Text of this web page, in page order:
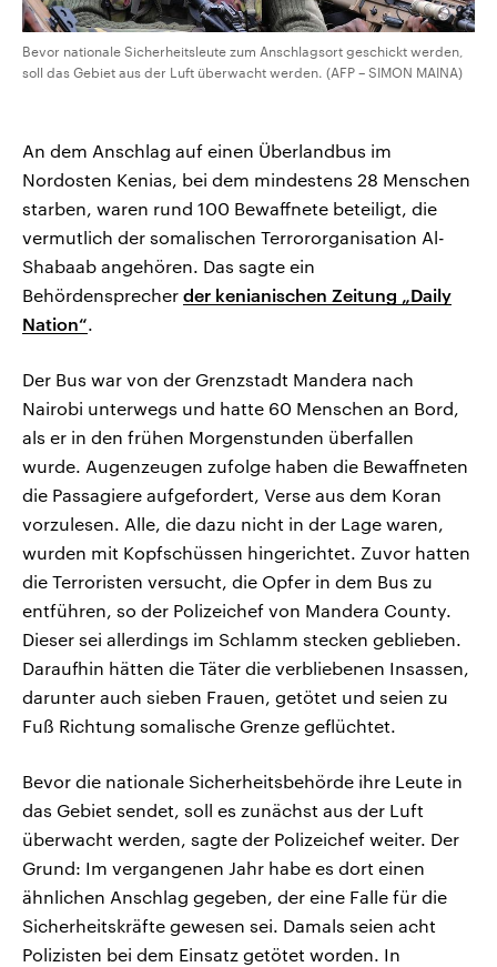
Bevor nationale Sicherheitsleute zum Anschlagsort geschickt werden,
soll das Gebiet aus der Luft überwacht werden. (AFP – SIMON MAINA)
An dem Anschlag auf einen Überlandbus im
Nordosten Kenias, bei dem mindestens 28 Menschen
starben, waren rund 100 Bewaffnete beteiligt, die
vermutlich der somalischen Terrororganisation Al-
Shabaab angehören. Das sagte ein
Behördensprecher der kenianischen Zeitung „Daily
Nation“.
Der Bus war von der Grenzstadt Mandera nach
Nairobi unterwegs und hatte 60 Menschen an Bord,
als er in den frühen Morgenstunden überfallen
wurde. Augenzeugen zufolge haben die Bewaffneten
die Passagiere aufgefordert, Verse aus dem Koran
vorzulesen. Alle, die dazu nicht in der Lage waren,
wurden mit Kopfschüssen hingerichtet. Zuvor hatten
die Terroristen versucht, die Opfer in dem Bus zu
entführen, so der Polizeichef von Mandera County.
Dieser sei allerdings im Schlamm stecken geblieben.
Daraufhin hätten die Täter die verbliebenen Insassen,
darunter auch sieben Frauen, getötet und seien zu
Fuß Richtung somalische Grenze geflüchtet.
Bevor die nationale Sicherheitsbehörde ihre Leute in
das Gebiet sendet, soll es zunächst aus der Luft
überwacht werden, sagte der Polizeichef weiter. Der
Grund: Im vergangenen Jahr habe es dort einen
ähnlichen Anschlag gegeben, der eine Falle für die
Sicherheitskräfte gewesen sei. Damals seien acht
Polizisten bei dem Einsatz getötet worden. In